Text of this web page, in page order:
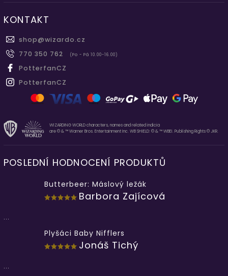
KONTAKT
shop@wizardo.cz
770 350 762
(Po - Pá 10.00-16.00)
PotterfanCZ
PotterfanCZ
WIZARDING WORLD characters, names and related indicia
are © & ™ Warner Bros. Entertainment Inc. WB SHIELD: © & ™ WBEI. Publishing Rights © JKR.
POSLEDNÍ HODNOCENÍ PRODUKTŮ
Butterbeer: Máslový ležák
Barbora Zajícová
...
Plyšáci Baby Nifflers
Jonáš Tichý
...